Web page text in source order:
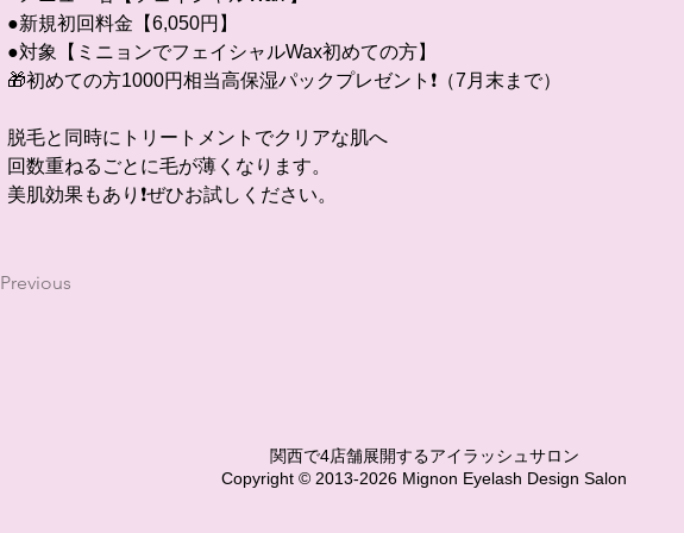
●新規初回料金【6,050円】
●対象【ミニョンでフェイシャルWax初めての方】
🎁初めての方1000円相当高保湿パックプレゼント❗️（7月末まで）
脱毛と同時にトリートメントでクリアな肌へ
回数重ねるごとに毛が薄くなります。
美肌効果もあり❗️ぜひお試しください。
Previous
関西で4店舗展開するアイラッシュサロン
Copyright © 2013-2026 Mignon Eyelash Design Salon